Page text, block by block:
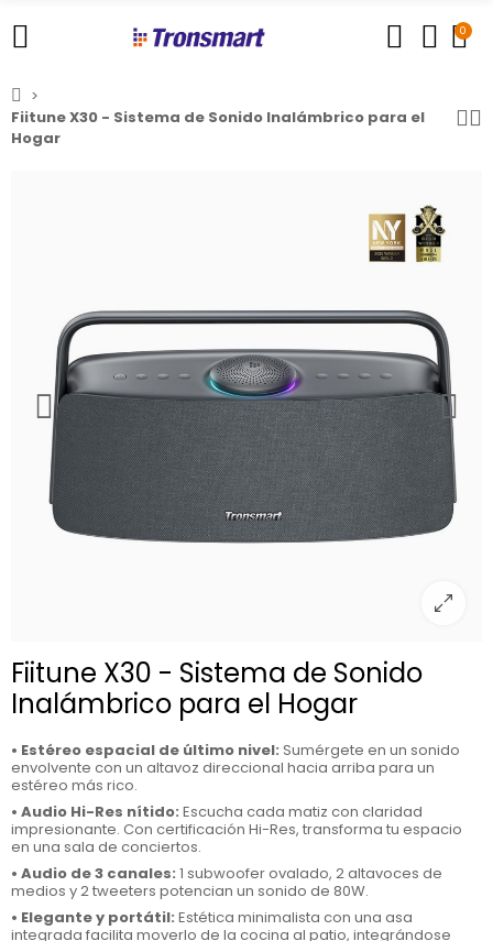
0
Fiitune X30 - Sistema de Sonido Inalámbrico para el
Hogar
Fiitune X30 - Sistema de Sonido
Inalámbrico para el Hogar
• Estéreo espacial de último nivel: Sumérgete en un sonido
envolvente con un altavoz direccional hacia arriba para un
estéreo más rico.
• Audio Hi-Res nítido: Escucha cada matiz con claridad
impresionante. Con certificación Hi-Res, transforma tu espacio
en una sala de conciertos.
• Audio de 3 canales: 1 subwoofer ovalado, 2 altavoces de
medios y 2 tweeters potencian un sonido de 80W.
• Elegante y portátil: Estética minimalista con una asa
integrada facilita moverlo de la cocina al patio, integrándose